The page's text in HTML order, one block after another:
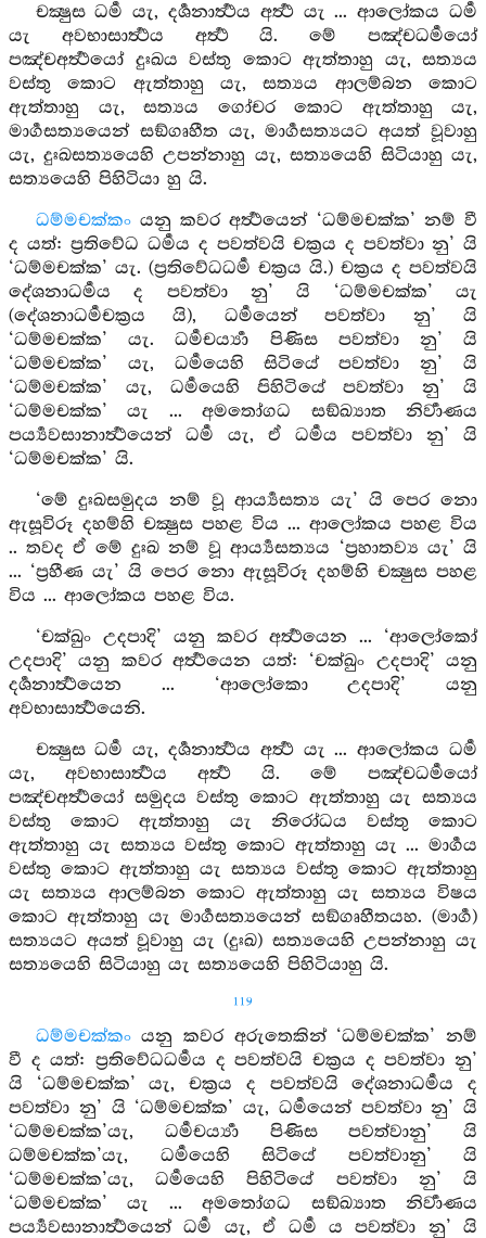
චක්‍ෂුස ධර්‍ම යැ, දර්‍ශනාර්‍ත්‍ථය අර්‍ත්‍ථ යැ ... ආලෝකය ධර්‍ම
යැ අවභාසාර්‍ත්‍ථය අර්‍ත්‍ථ යි. මේ පඤ්චධර්‍මයෝ
පඤ්චඅර්‍ත්‍ථයෝ දුඃඛය වස්තු කොට ඇත්තාහු යැ, සත්‍යය
වස්තු කොට ඇත්තාහු යැ, සත්‍යය ආලම්බන කොට
ඇත්තාහු යැ, සත්‍යය ගෝචර කොට ඇත්තාහු යැ,
මාර්‍ගසත්‍යයෙන් සඞ්ගෘහීත යැ, මාර්‍ගසත්‍යයට අයත් වූවාහු
යැ, දුඃඛසත්‍යයෙහි උපන්නාහු යැ, සත්‍යයෙහි සිටියාහු යැ,
සත්‍යයෙහි පිහිටියා හු යි.
ධම්මචක්කංයනු කවර අර්‍ත්‍ථයෙන් ‘ධම්මචක්ක’ නම් වී
ද යත්: ප්‍රතිවේධ ධර්‍මය ද පවත්වයි චක්‍රය ද පවත්වා නු’ යි
‘ධම්මචක්ක’ යැ. (ප්‍රතිවේධධර්‍ම චක්‍රය යි.) චක්‍රය ද පවත්වයි
දේශනාධර්‍මය ද පවත්වා නු’ යි ‘ධම්මචක්ක’ යැ
(දේශනාධර්‍මචක්‍රය යි), ධර්‍මයෙන් පවත්වා නු’ යි
‘ධම්මචක්ක’ යැ. ධර්‍මචර්‍ය්‍යා පිණිස පවත්වා නු’ යි
‘ධම්මචක්ක’ යැ, ධර්‍මයෙහි සිටියේ පවත්වා නු’ යි
‘ධම්මචක්ක’ යැ, ධර්‍මයෙහි පිහිටියේ පවත්වා නු’ යි
‘ධම්මචක්ක’ යැ ... අමතෝගධ සඞ්ඛ්‍යාත නිර්‍වාණය
පර්‍ය්‍යවසානාර්‍ත්‍ථයෙන් ධර්‍ම යැ, ඒ ධර්‍මය පවත්වා නු’ යි
‘ධම්මචක්ක’ යි.
‘මේ දුඃඛසමුදය නම් වූ ආර්‍ය්‍යසත්‍ය යැ’ යි පෙර නො
ඇසූවිරූ දහම්හි චක්‍ෂුස පහළ විය ... ආලෝකය පහළ විය
.. තවද ඒ මේ දුඃඛ නම් වූ ආර්‍ය්‍යසත්‍යය ‘ප්‍රහාතව්‍ය යැ’ යි
... ‘ප්‍රහීණ යැ’ යි පෙර නො ඇසූවිරූ දහම්හි චක්‍ෂුස පහළ
විය ... ආලෝකය පහළ විය.
‘චක්ඛුං උදපාදි’ යනු කවර අර්‍ත්‍ථයෙන ... ‘ආලෝකෝ
උදපාදි’ යනු කවර අර්‍ත්‍ථයෙන යත්: ‘චක්ඛුං උදපාදි’ යනු
දර්‍ශනාර්‍ත්‍ථයෙන ... ‘ආලෝකො උදපාදි’ යනු
අවභාසාර්‍ත්‍ථයෙනි.
චක්‍ෂුස ධර්‍ම යැ, දර්‍ශනාර්‍ත්‍ථය අර්‍ත්‍ථ යැ ... ආලෝකය ධර්‍ම
යැ, අවභාසාර්‍ත්‍ථය අර්‍ත්‍ථ යි. මේ පඤ්චධර්‍මයෝ
පඤ්චඅර්‍ත්‍ථයෝ සමුදය වස්තු කොට ඇත්තාහු යැ සත්‍යය
වස්තු කොට ඇත්තාහු යැ නිරෝධය වස්තු කොට
ඇත්තාහු යැ සත්‍යය වස්තු කොට ඇත්තාහු යැ ... මාර්‍ගය
වස්තු කොට ඇත්තාහු යැ සත්‍යය වස්තු කොට ඇත්තාහු
යැ සත්‍යය ආලම්බන කොට ඇත්තාහු යැ සත්‍යය විෂය
කොට ඇත්තාහු යැ මාර්‍ගසත්‍යයෙන් සඞ්ගෘහීතයහ. (මාර්‍ග)
සත්‍යයට අයත් වූවාහු යැ (දුඃඛ) සත්‍යයෙහි උපන්නාහු යැ
සත්‍යයෙහි සිටියාහු යැ සත්‍යයෙහි පිහිටියාහු යි.
119
ධම්මචක්කංයනු කවර අරුතෙකින් ‘ධම්මචක්ක’ නම්
වී ද යත්: ප්‍රතිවේධධර්‍මය ද පවත්වයි චක්‍රය ද පවත්වා නු’
යි ‘ධම්මචක්ක’ යැ, චක්‍රය ද පවත්වයි දේශනාධර්‍මය ද
පවත්වා නු’ යි ‘ධම්මචක්ක’ යැ, ධර්‍මයෙන් පවත්වා නු’ යි
‘ධම්මචක්ක’යැ, ධර්‍මචර්‍ය්‍යා පිණිස පවත්වානු’ යි
ධම්මචක්ක’යැ, ධර්‍මයෙහි සිටියේ පවත්වානු’ යි
‘ධම්මචක්ක’යැ, ධර්‍මයෙහි පිහිටියේ පවත්වා නු’ යි
‘ධම්මචක්ක’ යැ ... අමතෝගධ සඞ්ඛ්‍යාත නිර්‍වාණය
පර්‍ය්‍යවසානාර්‍ත්‍ථයෙන් ධර්‍ම යැ, ඒ ධර්‍ම ය පවත්වා නු’ යි